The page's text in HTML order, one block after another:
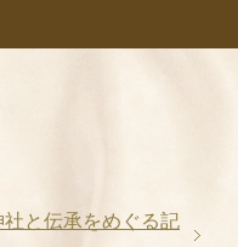
と伝承をめぐる記